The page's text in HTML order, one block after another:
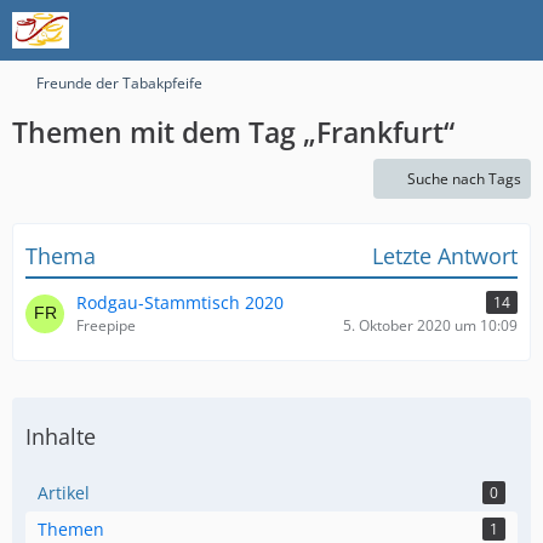
Freunde der Tabakpfeife
Themen mit dem Tag „Frankfurt“
Suche nach Tags
Thema Letzte Antwort
Rodgau-Stammtisch 2020
14
Freepipe
5. Oktober 2020 um 10:09
Inhalte
Artikel 0
Themen 1